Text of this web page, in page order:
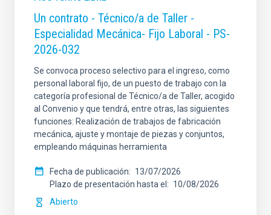
Un contrato - Técnico/a de Taller -
Especialidad Mecánica- Fijo Laboral - PS-
2026-032
Se convoca proceso selectivo para el ingreso, como
personal laboral fijo, de un puesto de trabajo con la
categoría profesional de Técnico/a de Taller, acogido
al Convenio y que tendrá, entre otras, las siguientes
funciones: Realización de trabajos de fabricación
mecánica, ajuste y montaje de piezas y conjuntos,
empleando máquinas herramienta
Fecha de publicación
13/07/2026
Plazo de presentación hasta el
10/08/2026
Abierto